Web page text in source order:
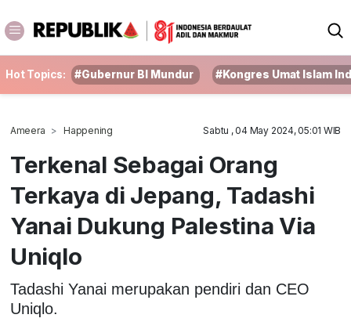
Hot Topics: #Gubernur BI Mundur #Kongres Umat Islam
Ameera Happening Sabtu , 04 May 2024, 05:01 WIB
Terkenal Sebagai Orang
Terkaya di Jepang, Tadashi
Yanai Dukung Palestina Via
Uniqlo
Tadashi Yanai merupakan pendiri dan CEO
Uniqlo.